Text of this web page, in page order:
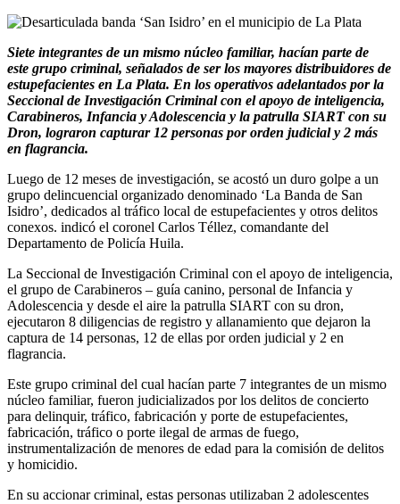
Siete integrantes de un mismo núcleo familiar, hacían parte de
este grupo criminal, señalados de ser los mayores distribuidores de
estupefacientes en La Plata. En los operativos adelantados por la
Seccional de Investigación Criminal con el apoyo de inteligencia,
Carabineros, Infancia y Adolescencia y la patrulla SIART con su
Dron, lograron capturar 12 personas por orden judicial y 2 más
en flagrancia.
Luego de 12 meses de investigación, se acostó un duro golpe a un
grupo delincuencial organizado denominado ‘La Banda de San
Isidro’, dedicados al tráfico local de estupefacientes y otros delitos
conexos. indicó el coronel Carlos Téllez, comandante del
Departamento de Policía Huila.
La Seccional de Investigación Criminal con el apoyo de inteligencia,
el grupo de Carabineros – guía canino, personal de Infancia y
Adolescencia y desde el aire la patrulla SIART con su dron,
ejecutaron 8 diligencias de registro y allanamiento que dejaron la
captura de 14 personas, 12 de ellas por orden judicial y 2 en
flagrancia.
Este grupo criminal del cual hacían parte 7 integrantes de un mismo
núcleo familiar, fueron judicializados por los delitos de concierto
para delinquir, tráfico, fabricación y porte de estupefacientes,
fabricación, tráfico o porte ilegal de armas de fuego,
instrumentalización de menores de edad para la comisión de delitos
y homicidio.
En su accionar criminal, estas personas utilizaban 2 adolescentes